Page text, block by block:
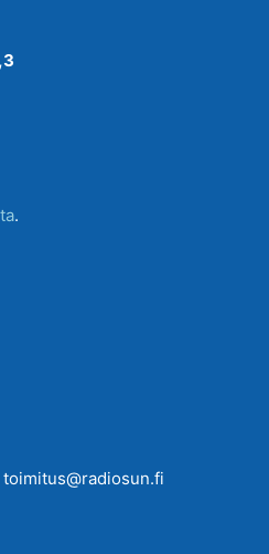
.
toimitus@radiosun.fi